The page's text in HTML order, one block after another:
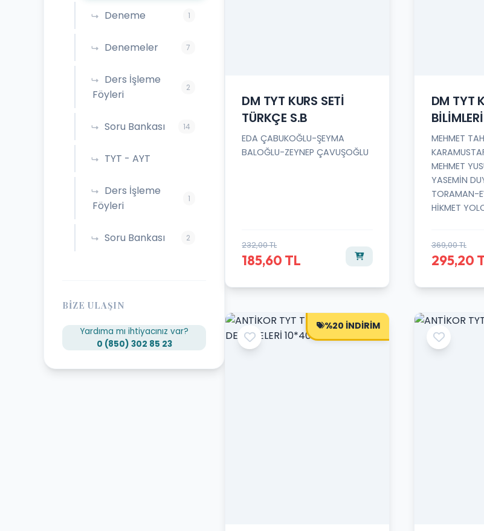
Deneme 1
Denemeler 7
Ders İşleme
Föyleri
2
Soru Bankası 14
TYT - AYT
Ders İşleme
Föyleri
1
Soru Bankası 2
BIZE ULAŞIN
Yardıma mı ihtiyacınız var?
0 (850) 302 85 23
DM TYT KURS SETİ
TÜRKÇE S.B
EDA ÇABUKOĞLU-ŞEYMA
BALOĞLU-ZEYNEP ÇAVUŞOĞLU
232,00 TL
185,60 TL
DM TYT
MEHMET
MEHMET
YASEMİN
TORAMAN-
HİKMET
369,00 TL
295,20
%20 İNDİRİM